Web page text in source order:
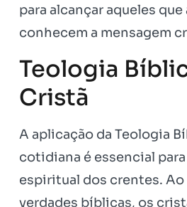
para alcançar aqueles
conhecem a mensagem
Teologia
Cristã
A aplicação da Teologia
cotidiana é essencial
espiritual dos crentes.
verdades bíblicas, os